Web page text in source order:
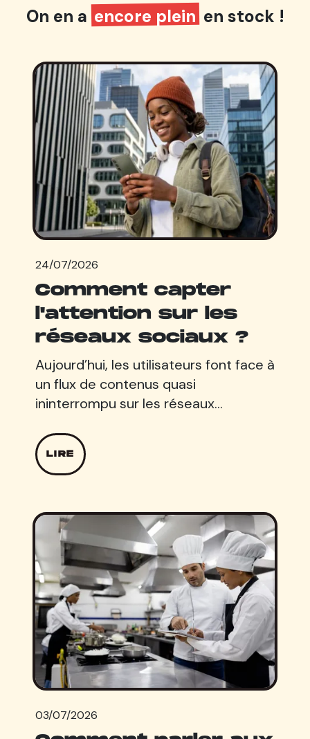
On en aencore pleinen stock !
24/07/2026
Comment capter
l'attention sur les
réseaux sociaux ?
Aujourd’hui, les utilisateurs font face à
un flux de contenus quasi
ininterrompu sur les réseaux…
LIRE
03/07/2026